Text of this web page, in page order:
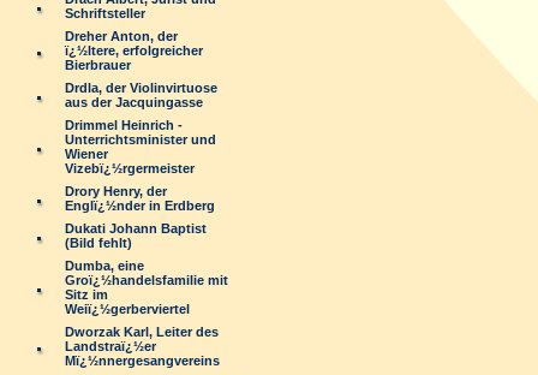
Schriftsteller
Dreher Anton, der
ï¿½ltere, erfolgreicher
Bierbrauer
Drdla, der Violinvirtuose
aus der Jacquingasse
Drimmel Heinrich -
Unterrichtsminister und
Wiener
Vizebï¿½rgermeister
Drory Henry, der
Englï¿½nder in Erdberg
Dukati Johann Baptist
(Bild fehlt)
Dumba, eine
Groï¿½handelsfamilie mit
Sitz im
Weiï¿½gerberviertel
Dworzak Karl, Leiter des
Landstraï¿½er
Mï¿½nnergesangvereins